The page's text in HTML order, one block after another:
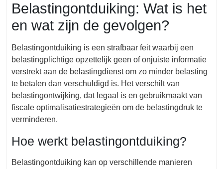
Belastingontduiking: Wat is het
en wat zijn de gevolgen?
Belastingontduiking is een strafbaar feit waarbij een
belastingplichtige opzettelijk geen of onjuiste informatie
verstrekt aan de belastingdienst om zo minder belasting
te betalen dan verschuldigd is. Het verschilt van
belastingontwijking, dat legaal is en gebruikmaakt van
fiscale optimalisatiestrategieën om de belastingdruk te
verminderen.
Hoe werkt belastingontduiking?
Belastingontduiking kan op verschillende manieren